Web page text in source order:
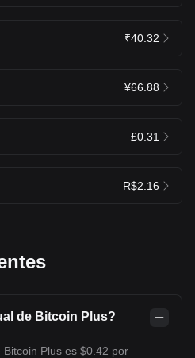
₹40.32
¥66.88
£0.31
R$2.16
de Bitcoin Plus?
Plus es $0.42 por